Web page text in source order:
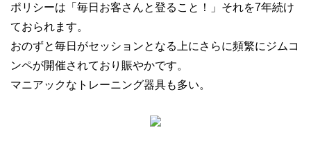
ポリシーは「毎日お客さんと登ること！」それを7年続け
ておられます。
おのずと毎日がセッションとなる上にさらに頻繁にジムコ
ンペが開催されており賑やかです。
マニアックなトレーニング器具も多い。